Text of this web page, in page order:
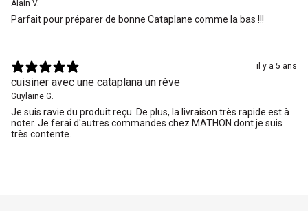
Alain V.
Parfait pour préparer de bonne Cataplane comme la bas !!!
il y a 5 ans
cuisiner avec une cataplana un rève
Guylaine G.
Je suis ravie du produit reçu. De plus, la livraison très rapide est à
noter. Je ferai d'autres commandes chez MATHON dont je suis
très contente.